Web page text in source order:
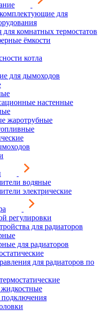
для
комнатных термостатов
ёмкости
котла
для дымоходов
настенные
жаротрубные
водяные
электрические
регулировки
для радиаторов
для радиаторов
для радиаторов по